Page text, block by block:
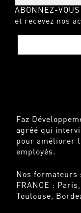
ABONNEZ-
et recevez nos
Faz
agréé qui
pour améliorer
employés.
Nos formateurs
FRANCE :
Toulouse,